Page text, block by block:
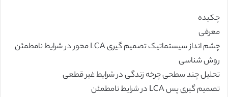
چکیده
معرفی
چشم انداز سیستماتیک تصمیم گیری LCA محور در شرایط نامطمئن
روش شناسی
تحلیل چند سطحی چرخه زندگی در شرایط غیر قطعی
تصمیم گیری پس LCA در شرایط نامطمئن